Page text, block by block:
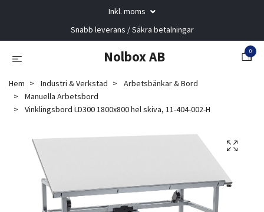
Inkl. moms
Snabb leverans / Säkra betalningar
Nolbox AB 0
Hem Industri & Verkstad
Arbetsbänkar & Bord
Manuella Arbetsbord
Vinklingsbord LD300 1800x800 hel skiva, 11-404-002-H